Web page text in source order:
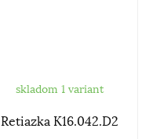
skladom 1 variant
Retiazka K16.042.D2